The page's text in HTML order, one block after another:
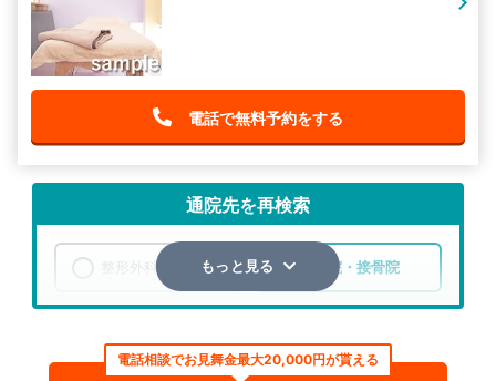
電話で無料予約をする
通院先を再検索
整形外科 整骨院・接骨院
もっと見る
電話相談でお見舞金最大20,000円が貰える